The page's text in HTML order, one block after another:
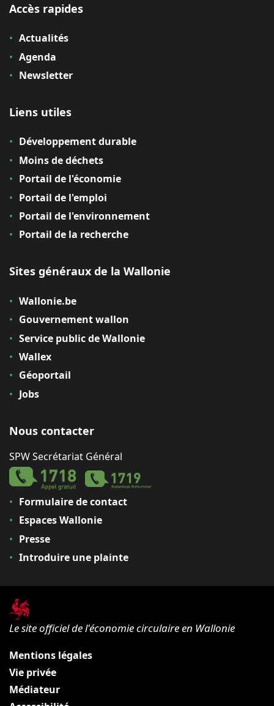
Accès rapides
Actualités
Agenda
Newsletter
Liens utiles
Développement durable
Moins de déchets
Portail de l'économie
Portail de l'emploi
Portail de l'environnement
Portail de la recherche
Sites généraux de la Wallonie
Wallonie.be
Gouvernement wallon
Service public de Wallonie
Wallex
Géoportail
Jobs
Nous contacter
SPW Secrétariat Général
Formulaire de contact
Espaces Wallonie
Presse
Introduire une plainte
Le site officiel de l'économie circulaire en Wallonie
Mentions légales
Vie privée
Médiateur